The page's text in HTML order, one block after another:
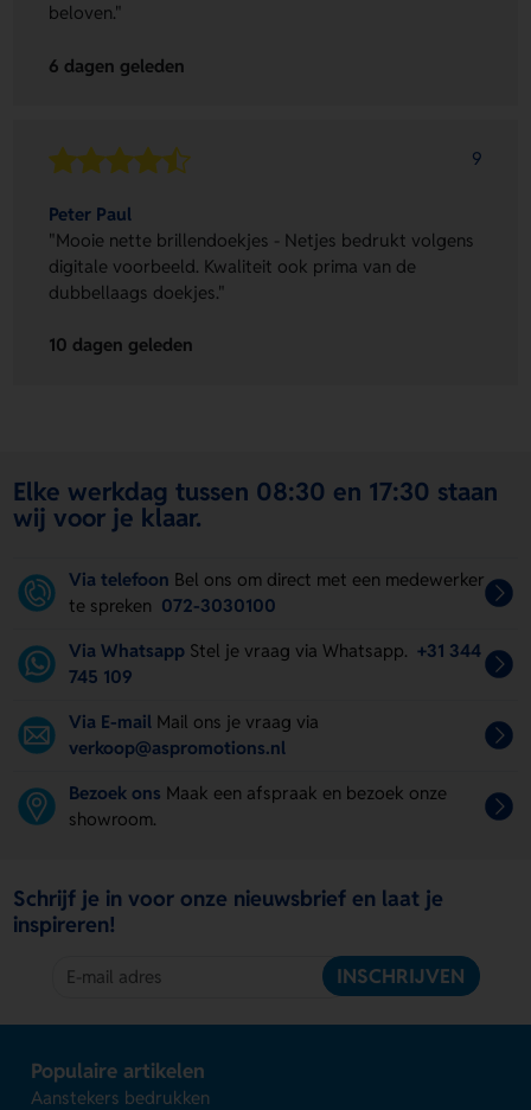
beloven."
6 dagen geleden
9
Peter Paul
"Mooie nette brillendoekjes - Netjes bedrukt volgens
digitale voorbeeld. Kwaliteit ook prima van de
dubbellaags doekjes."
10 dagen geleden
Elke werkdag tussen 08:30 en 17:30 staan
wij voor je klaar.
Via telefoon Bel ons om direct met een medewerker
te spreken 072-3030100
Via Whatsapp Stel je vraag via Whatsapp. +31 344
745 109
Via E-mail Mail ons je vraag via
verkoop@aspromotions.nl
Bezoek ons Maak een afspraak en bezoek onze
showroom.
Schrijf je in voor onze nieuwsbrief en laat je
inspireren!
INSCHRIJVEN
Populaire artikelen
Aanstekers bedrukken